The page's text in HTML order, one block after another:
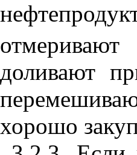
доливают
хорошо